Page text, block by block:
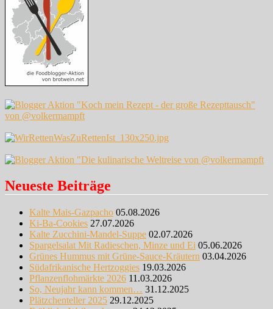
Neueste Beiträge
Kalte Mais-Gazpacho 05.08.2026
Ki-Ba-Cookies 27.07.2026
Kalte Zucchini-Mandel-Suppe 02.07.2026
Spargelsalat Mit Radieschen, Minze und Ei 05.06.2026
Grünes Hummus mit Grüne-Sauce-Kräutern 03.04.2026
Südafrikanische Hertzoggies 19.03.2026
Pflanzenflohmärkte 2026 11.03.2026
So, Neujahr kann kommen… 31.12.2025
Plätzchenteller 2025 29.12.2025